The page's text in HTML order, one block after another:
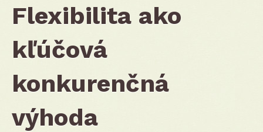
Flexibilita ako
kľúčová
konkurenčná
výhoda